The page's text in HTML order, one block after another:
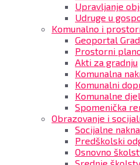
Upravljanje
Udruge u
Komunalno i
Geoportal
Prostorni
Akti za gradnju
Komunalna
Komunalni
Komunalne
Spomenička
Obrazovanje i
Socijalne
Predškolski
Osnovno